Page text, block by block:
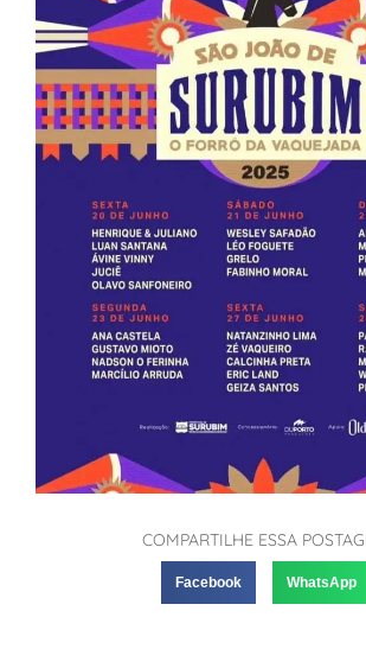
COMPARTILHE ESSA
Facebook WhatsApp